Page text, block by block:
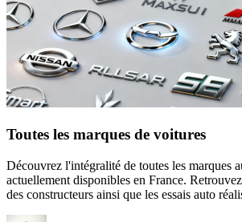
Toutes les marques de voitures
Découvrez l'intégralité de toutes les marques
actuellement disponibles en France.
des constructeurs ainsi que les essais auto